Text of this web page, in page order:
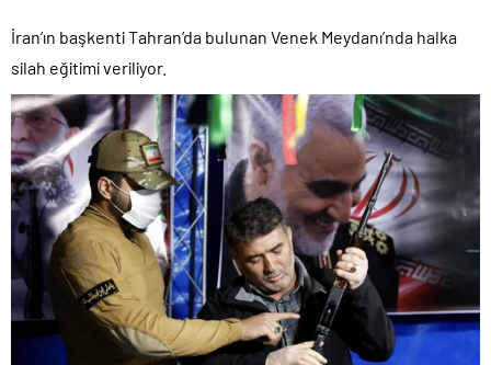
İran’ın başkenti Tahran’da bulunan Venek Meydanı’nda halka
silah eğitimi veriliyor.